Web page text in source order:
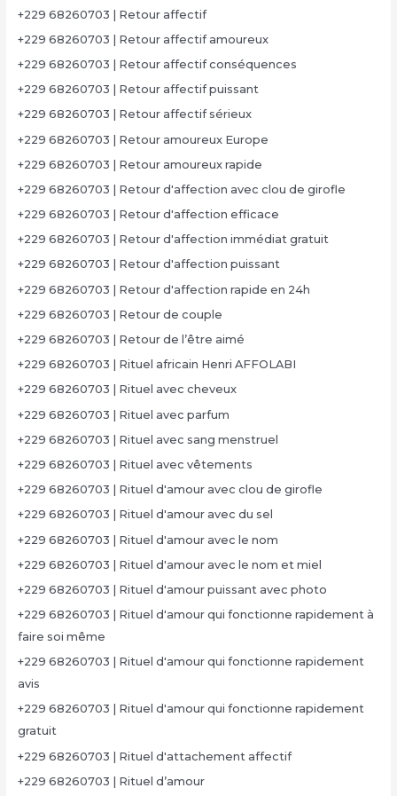
+229 68260703 | Retour affectif
+229 68260703 | Retour affectif amoureux
+229 68260703 | Retour affectif conséquences
+229 68260703 | Retour affectif puissant
+229 68260703 | Retour affectif sérieux
+229 68260703 | Retour amoureux Europe
+229 68260703 | Retour amoureux rapide
+229 68260703 | Retour d'affection avec clou de girofle
+229 68260703 | Retour d'affection efficace
+229 68260703 | Retour d'affection immédiat gratuit
+229 68260703 | Retour d'affection puissant
+229 68260703 | Retour d'affection rapide en 24h
+229 68260703 | Retour de couple
+229 68260703 | Retour de l’être aimé
+229 68260703 | Rituel africain Henri AFFOLABI
+229 68260703 | Rituel avec cheveux
+229 68260703 | Rituel avec parfum
+229 68260703 | Rituel avec sang menstruel
+229 68260703 | Rituel avec vêtements
+229 68260703 | Rituel d'amour avec clou de girofle
+229 68260703 | Rituel d'amour avec du sel
+229 68260703 | Rituel d'amour avec le nom
+229 68260703 | Rituel d'amour avec le nom et miel
+229 68260703 | Rituel d'amour puissant avec photo
+229 68260703 | Rituel d'amour qui fonctionne rapidement à
faire soi même
+229 68260703 | Rituel d'amour qui fonctionne rapidement
avis
+229 68260703 | Rituel d'amour qui fonctionne rapidement
gratuit
+229 68260703 | Rituel d'attachement affectif
+229 68260703 | Rituel d’amour